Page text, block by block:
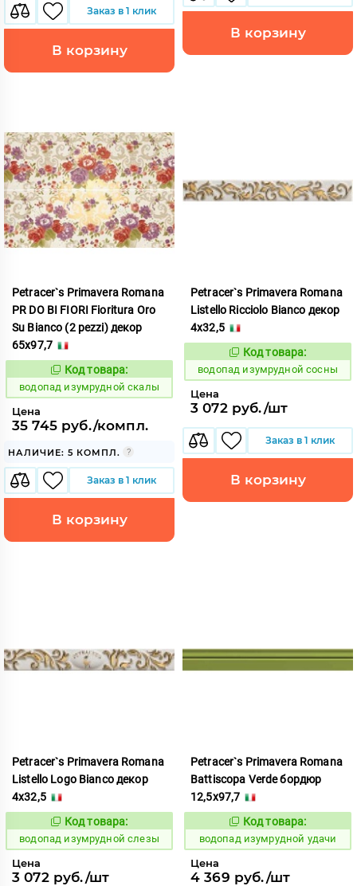
Заказ в 1 клик
В корзину
В корзину
Petracer`s Primavera Romana
PR DO BI FIORI Fioritura Oro
Su Bianco (2 pezzi) декор
65x97,7
191841
Код товара:
водопад изумрудной скалы
Цена
35 745 руб./компл.
НАЛИЧИЕ: 5 КОМПЛ.
Заказ в 1 клик
В корзину
Petracer`s Primavera Romana
Listello Ricciolo Bianco декор
4x32,5
191847
Код товара:
водопад изумрудной сосны
Цена
3 072 руб./шт
Заказ в 1 клик
В корзину
Petracer`s Primavera Romana
Listello Logo Bianco декор
4x32,5
191846
Код товара:
водопад изумрудной слезы
Цена
3 072 руб./шт
Petracer`s Primavera Romana
Battiscopa Verde бордюр
12,5x97,7
191860
Код товара:
водопад изумрудной удачи
Цена
4 369 руб./шт